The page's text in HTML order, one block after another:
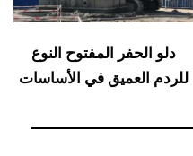
دلو الحفر المفتوح النوع
للردم العميق في الأساسات